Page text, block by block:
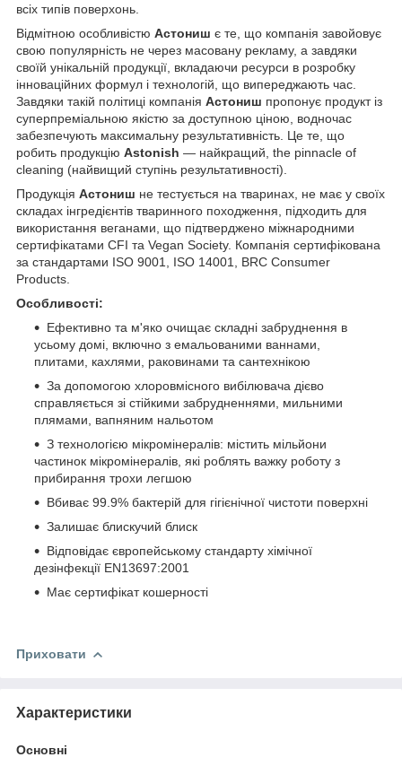
всіх типів поверхонь.
Відмітною особливістю Астониш є те, що компанія завойовує
свою популярність не через масовану рекламу, а завдяки
своїй унікальній продукції, вкладаючи ресурси в розробку
інноваційних формул і технологій, що випереджають час.
Завдяки такій політиці компанія Астониш пропонує продукт із
суперпреміальною якістю за доступною ціною, водночас
забезпечують максимальну результативність. Це те, що
робить продукцію Astonish — найкращий, the pinnacle of
cleaning (найвищий ступінь результативності).
Продукція Астониш не тестується на тваринах, не має у своїх
складах інгредієнтів тваринного походження, підходить для
використання веганами, що підтверджено міжнародними
сертифікатами CFI та Vegan Society. Компанія сертифікована
за стандартами ISO 9001, ISO 14001, BRC Consumer
Products.
Особливості:
Ефективно та м'яко очищає складні забруднення в
усьому домі, включно з емальованими ваннами,
плитами, кахлями, раковинами та сантехнікою
За допомогою хлоровмісного вибілювача дієво
справляється зі стійкими забрудненнями, мильними
плямами, вапняним нальотом
З технологією мікромінералів: містить мільйони
частинок мікромінералів, які роблять важку роботу з
прибирання трохи легшою
Вбиває 99.9% бактерій для гігієнічної чистоти поверхні
Залишає блискучий блиск
Відповідає європейському стандарту хімічної
дезінфекції EN13697:2001
Має сертифікат кошерності
Приховати
Характеристики
Основні